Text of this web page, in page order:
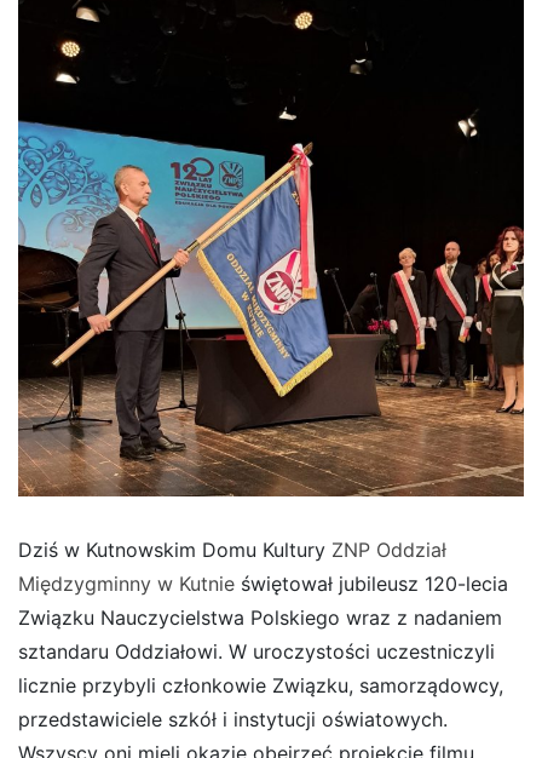
Dziś w Kutnowskim Domu Kultury ZNP Oddział
Międzygminny w Kutnie świętował jubileusz 120-lecia
Związku Nauczycielstwa Polskiego wraz z nadaniem
sztandaru Oddziałowi. W uroczystości uczestniczyli
licznie przybyli członkowie Związku, samorządowcy,
przedstawiciele szkół i instytucji oświatowych.